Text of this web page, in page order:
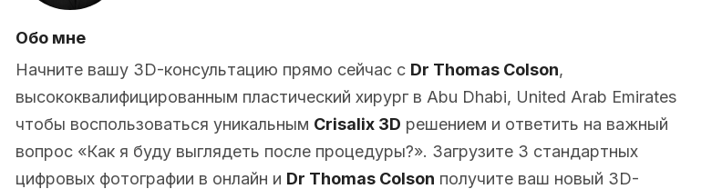
Обо мне
Начните вашу 3D-консультацию прямо сейчас с Dr Thomas Colson,
высококвалифицированным пластический хирург в Abu Dhabi, United Arab Emirates
чтобы воспользоваться уникальным Crisalix 3D решением и ответить на важный
вопрос «Как я буду выглядеть после процедуры?». Загрузите 3 стандартных
цифровых фотографии в онлайн и Dr Thomas Colson получите ваш новый 3D-